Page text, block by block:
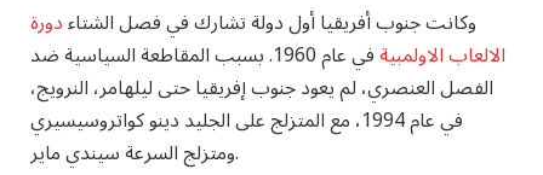
وكانت جنوب أفريقيا أول دولة تشارك في فصل الشتاءدورة
الالعاب الاولمبية في عام 1960. بسبب المقاطعة السياسية ضد
الفصل العنصري، لم يعود جنوب إفريقيا حتى ليلهامر، النرويج،
في عام 1994، مع المتزلج على الجليد دينو كواتروسيسيري
ومتزلج السرعة سيندي ماير.